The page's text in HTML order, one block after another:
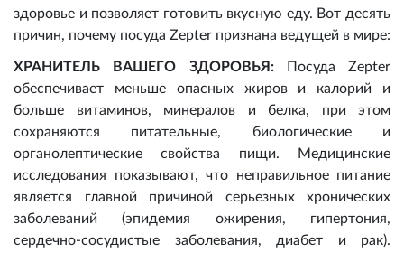
здоровье и позволяет готовить вкусную еду. Вот десять
причин, почему посуда Zepter признана ведущей в мире:
ХРАНИТЕЛЬ ВАШЕГО ЗДОРОВЬЯ:Посуда Zepter
обеспечивает меньше опасных жиров и калорий и
больше витаминов, минералов и белка, при этом
сохраняются питательные, биологические и
органолептические свойства пищи. Медицинские
исследования показывают, что неправильное питание
является главной причиной серьезных хронических
заболеваний (эпидемия ожирения, гипертония,
сердечно-сосудистые заболевания, диабет и рак).